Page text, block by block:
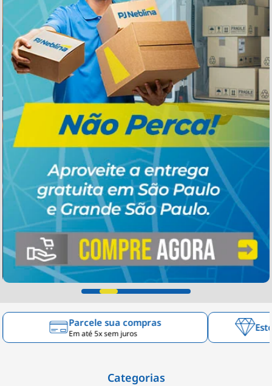
Parcele sua compras
Em até 5x sem juros
Categorias